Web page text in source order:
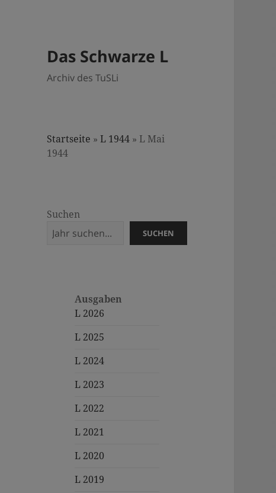
Das Schwarze L
Archiv des TuSLi
Startseite »L 1944 » L Mai
1944
Suchen
SUCHEN
Ausgaben
L 2026
L 2025
L 2024
L 2023
L 2022
L 2021
L 2020
L 2019